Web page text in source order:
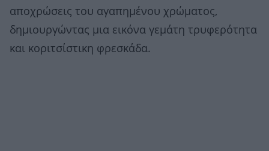
αποχρώσεις του αγαπημένου χρώματος,
δημιουργώντας μια εικόνα γεμάτη τρυφερότητα
και κοριτσίστικη φρεσκάδα.